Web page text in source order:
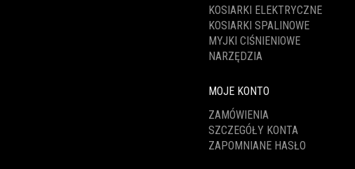
KOSIARKI ELEKTRYCZNE
KOSIARKI SPALINOWE
MYJKI CIŚNIENIOWE
NARZĘDZIA
MOJE KONTO
ZAMÓWIENIA
SZCZEGÓŁY KONTA
ZAPOMNIANE HASŁO